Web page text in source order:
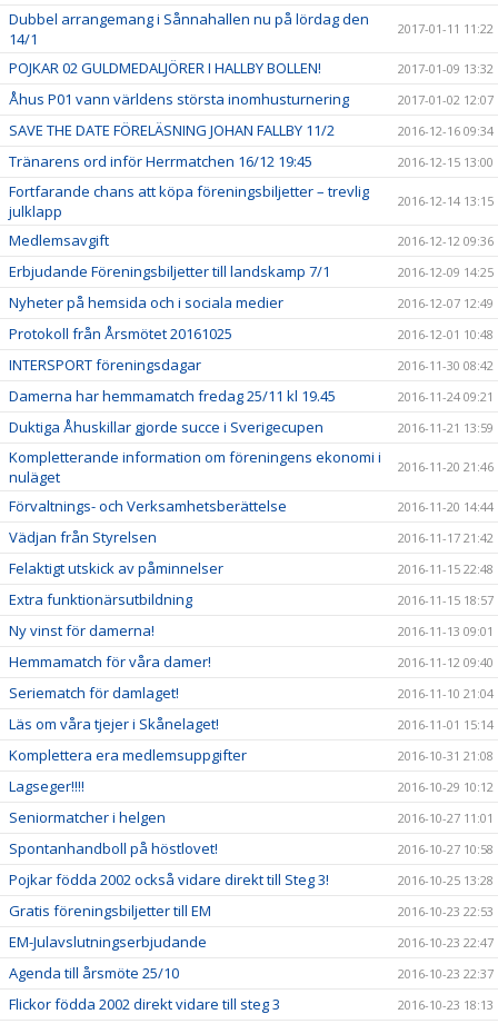
Dubbel arrangemang i Sånnahallen nu på lördag den
14/1
2017-01-11 11:22
POJKAR 02 GULDMEDALJÖRER I HALLBY BOLLEN! 2017-01-09 13:32
Åhus P01 vann världens största inomhusturnering 2017-01-02 12:07
SAVE THE DATE FÖRELÄSNING JOHAN FALLBY 11/2 2016-12-16 09:34
Tränarens ord inför Herrmatchen 16/12 19:45 2016-12-15 13:00
Fortfarande chans att köpa föreningsbiljetter – trevlig
julklapp
2016-12-14 13:15
Medlemsavgift 2016-12-12 09:36
Erbjudande Föreningsbiljetter till landskamp 7/1 2016-12-09 14:25
Nyheter på hemsida och i sociala medier 2016-12-07 12:49
Protokoll från Årsmötet 20161025 2016-12-01 10:48
INTERSPORT föreningsdagar 2016-11-30 08:42
Damerna har hemmamatch fredag 25/11 kl 19.45 2016-11-24 09:21
Duktiga Åhuskillar gjorde succe i Sverigecupen 2016-11-21 13:59
Kompletterande information om föreningens ekonomi i
nuläget
2016-11-20 21:46
Förvaltnings- och Verksamhetsberättelse 2016-11-20 14:44
Vädjan från Styrelsen 2016-11-17 21:42
Felaktigt utskick av påminnelser 2016-11-15 22:48
Extra funktionärsutbildning 2016-11-15 18:57
Ny vinst för damerna! 2016-11-13 09:01
Hemmamatch för våra damer! 2016-11-12 09:40
Seriematch för damlaget! 2016-11-10 21:04
Läs om våra tjejer i Skånelaget! 2016-11-01 15:14
Komplettera era medlemsuppgifter 2016-10-31 21:08
Lagseger!!!! 2016-10-29 10:12
Seniormatcher i helgen 2016-10-27 11:01
Spontanhandboll på höstlovet! 2016-10-27 10:58
Pojkar födda 2002 också vidare direkt till Steg 3! 2016-10-25 13:28
Gratis föreningsbiljetter till EM 2016-10-23 22:53
EM-Julavslutningserbjudande 2016-10-23 22:47
Agenda till årsmöte 25/10 2016-10-23 22:37
Flickor födda 2002 direkt vidare till steg 3 2016-10-23 18:13